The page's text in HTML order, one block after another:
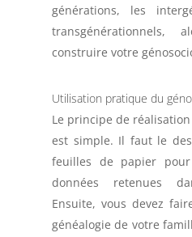
générations, les
construire votre
Utilisation pratique du
Le principe de réalisation
est simple. Il faut le
feuilles de papier
données retenues
Ensuite, vous devez
généalogie de votre